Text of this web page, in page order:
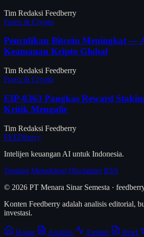
Tim Redaksi Feedberry
Forex & Crypto
Penculikan Bitcoin Meningkat —
Keamanan Kripto Global
Tim Redaksi Feedberry
Forex & Crypto
EIP-8363 Pangkas Reward
Kritik Mengalir
Tim Redaksi Feedberry
FEEDberry
Intelijen keuangan AI untuk Indonesia.
Tentang Metodologi Disclaimer RSS
© 2026 PT Menara Sinar Semesta ·
Konten Feedberry adalah analisis editorial,
investasi.
Home Analisis Emiten Brief